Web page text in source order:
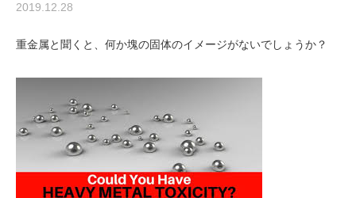
2019.12.28
重金属と聞くと、何か塊の固体のイメージがないでしょうか？